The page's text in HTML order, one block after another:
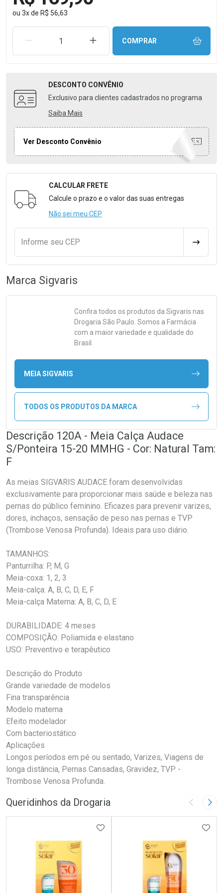
ou 3xde R$ 56,63
REMOVER UMA UNIDADEAUMENTAR UMA UNIDADE
COMPRAR
DESCONTO CONVÊNIO
Exclusivo para clientes cadastrados no programa
Saiba Mais
Ver Desconto Convênio
Formulário para Calcular o Frete
CALCULAR FRETE
Calcule o prazo e o valor das suas entregas
Não sei meu CEP
Informe seu CEP
Marca Sigvaris
Confira todos os produtos da Sigvaris nas
Drogaria São Paulo. Somos a Farmácia
com a maior variedade e qualidade do
Brasil.
MEIA SIGVARIS
TODOS OS PRODUTOS DA MARCA
Descrição 120A - Meia Calça Audace
S/Ponteira 15-20 MMHG - Cor: Natural Tam:
F
As meias SIGVARIS AUDACE foram desenvolvidas
exclusivamente para proporcionar mais saúde e beleza nas
pernas do público feminino. Eficazes para prevenir varizes,
dores, inchaços, sensação de peso nas pernas e TVP
(Trombose Venosa Profunda). Ideais para uso diário.
TAMANHOS:
Panturrilha: P, M, G
Meia-coxa: 1, 2, 3
Meia-calça: A, B, C, D, E, F
Meia-calça Materna: A, B, C, D, E
DURABILIDADE: 4 meses
COMPOSIÇÃO: Poliamida e elastano
USO: Preventivo e terapêutico
Descrição do Produto
Grande variedade de modelos
Fina transparência
Modelo materna
Efeito modelador
Com bacteriostático
Aplicações
Longos períodos em pé ou sentado, Varizes, Viagens de
longa distância, Pernas Cansadas, Gravidez, TVP -
Trombose Venosa Profunda.
Queridinhos da Drogaria Imagem
ADICIONAR AOS FAVORITOS